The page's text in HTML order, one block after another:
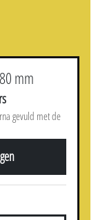
mm
gevuld met de